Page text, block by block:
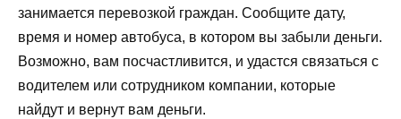
занимается перевозкой граждан. Сообщите дату,
время и номер автобуса, в котором вы забыли деньги.
Возможно, вам посчастливится, и удастся связаться с
водителем или сотрудником компании, которые
найдут и вернут вам деньги.